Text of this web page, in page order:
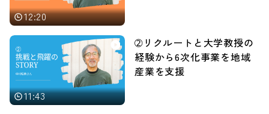
12:20
11:43
➁リクルートと大学教授の
経験から6次化事業を地域
産業を支援